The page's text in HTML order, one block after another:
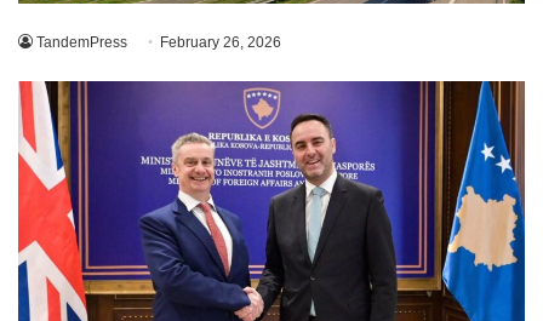
TandemPress February 26, 2026